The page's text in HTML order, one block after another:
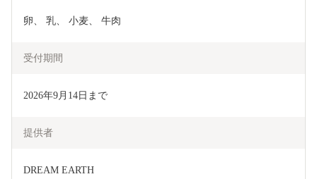
卵、 乳、 小麦、 牛肉
受付期間
2026年9月14日まで
提供者
DREAM EARTH